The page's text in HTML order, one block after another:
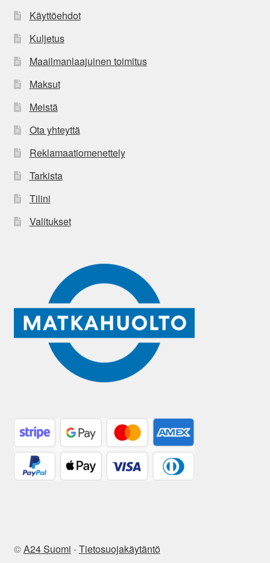
Käyttöehdot
Kuljetus
Maailmanlaajuinen toimitus
Maksut
Meistä
Ota yhteyttä
Reklamaatiomenettely
Tarkista
Tilini
Valitukset
©A24 Suomi -Tietosuojakäytäntö